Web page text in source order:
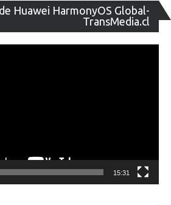
Huawei HarmonyOS Global-
TransMedia.cl
de
15:31